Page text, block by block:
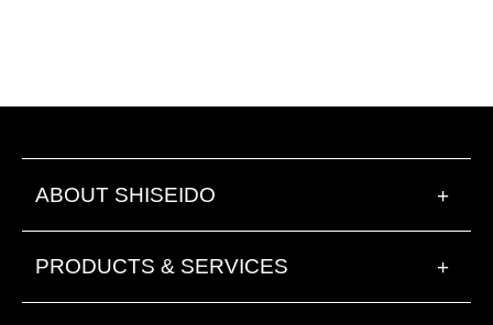
ABOUT SHISEIDO +
PRODUCTS & SERVICES +